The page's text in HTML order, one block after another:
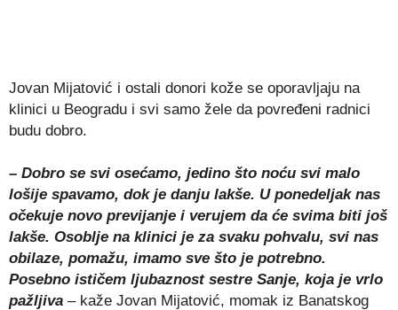
Jovan Mijatović i ostali donori kože se oporavljaju na
klinici u Beogradu i svi samo žele da povređeni radnici
budu dobro.
– Dobro se svi osećamo, jedino što noću svi malo
lošije spavamo, dok je danju lakše. U ponedeljak nas
očekuje novo previjanje i verujem da će svima biti još
lakše. Osoblje na klinici je za svaku pohvalu, svi nas
obilaze, pomažu, imamo sve što je potrebno.
Posebno ističem ljubaznost sestre Sanje, koja je vrlo
pažljiva – kaže Jovan Mijatović, momak iz Banatskog